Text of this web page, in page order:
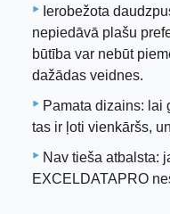
Ierobežota
nepiedāvā plašu
būtība var nebūt
dažādas veidnes.
Pamata dizains: lai
tas ir ļoti vienkāršs,
Nav tieša atbalsta:
EXCELDATAPRO